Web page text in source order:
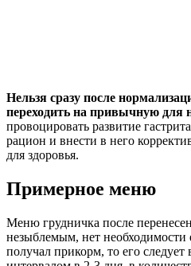
Нельзя сразу после
переходить на привычную для
провоцировать развитие
рацион и внести в него
для здоровья.
Примерное меню
Меню грудничка после
незыблемым, нет
получал прикорм, то его следует